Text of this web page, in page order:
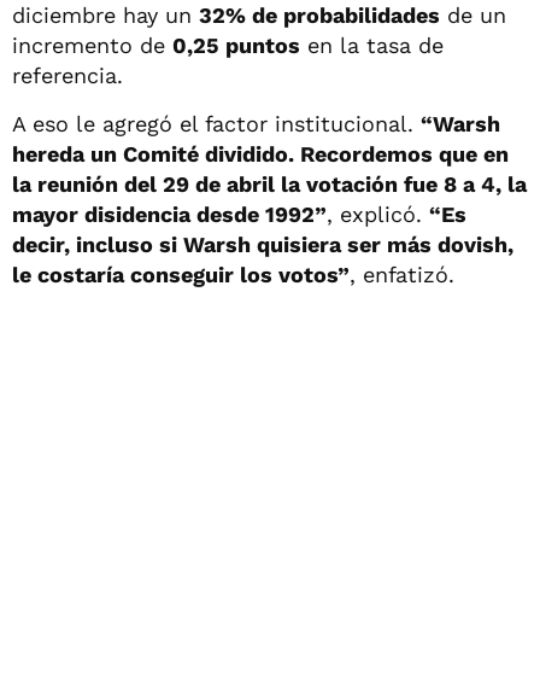
diciembre hay un 32% de probabilidades de un
incremento de 0,25 puntos en la tasa de
referencia.
A eso le agregó el factor institucional. “Warsh
hereda un Comité dividido. Recordemos que en
la reunión del 29 de abril la votación fue 8 a 4, la
mayor disidencia desde 1992”, explicó. “Es
decir, incluso si Warsh quisiera ser más dovish,
le costaría conseguir los votos”, enfatizó.